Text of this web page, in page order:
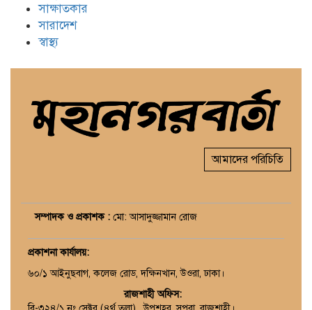
সাক্ষাতকার
সারাদেশ
স্বাস্থ্য
আমাদের পরিচিতি
সম্পাদক ও প্রকাশক : মো: আসাদুজ্জামান রোজ
প্রকাশনা কার্যালয়:
৬০/১ আইনুছবাগ, কলেজ রোড, দক্ষিনখান, উওরা, ঢাকা।
রাজশাহী অফিস: